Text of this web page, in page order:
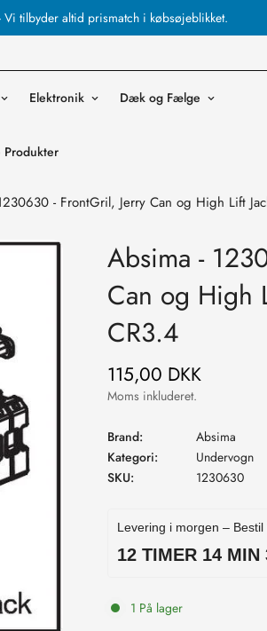
Vi tilbyder altid prismatch i købsøjeblikket.
Elektronik Dæk og Fælge
Produkter
- FrontGril, Jerry Can og High Lift
Absima -
Can og High
CR3.4
Normal
pris
115,00 DKK
Moms inkluderet.
Brand:
Absima
Kategori:
Undervogn
SKU:
1230630
Levering i morgen – Bestil
12 TIMER 14 MIN
1 På lager